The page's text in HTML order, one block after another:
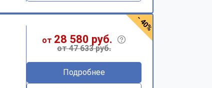
от 28 580 руб.
от 47 633 руб.
Подробнее
- 40%